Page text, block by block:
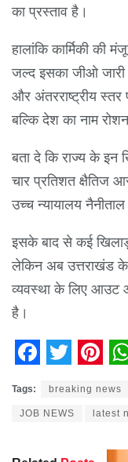
का प्रस्ताव है।
हालांकि कार्मिकी की
जल्द इसका जीओ जारी
और अंतरराष्ट्रीय स्तर
बल्कि देश का नाम
बता दे कि राज्य के इन
चार प्रतिशत क्षैतिज
उच्च न्यायालय
इसके बाद से कई
लेकिन अब उत्तराखंड के
व्यवस्था के लिए आउट
है।
Tags: breaking news
JOB NEWS latest